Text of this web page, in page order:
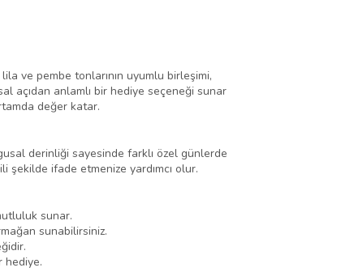
ve pembe tonlarının uyumlu birleşimi,
açıdan anlamlı bir hediye seçeneği sunar
değer katar.
derinliği sayesinde farklı özel günlerde
ifade etmenize yardımcı olur.
sunar.
sunabilirsiniz.
hediye.